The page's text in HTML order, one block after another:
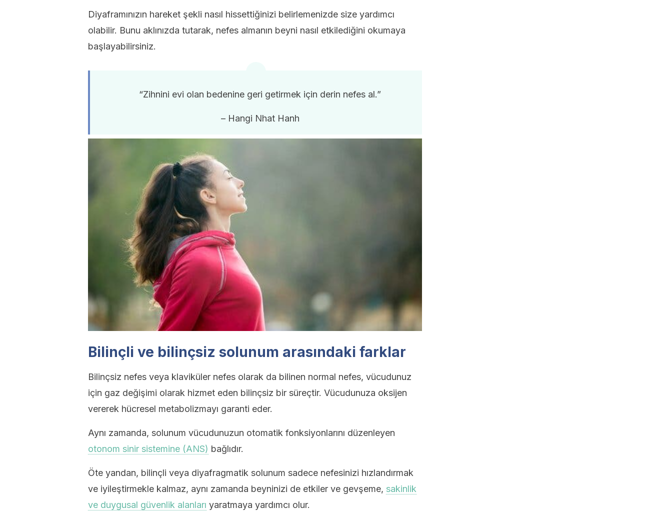
Diyaframınızın hareket şekli nasıl hissettiğinizi belirlemenizde size yardımcı
olabilir. Bunu aklınızda tutarak, nefes almanın beyni nasıl etkilediğini okumaya
başlayabilirsiniz.
“Zihnini evi olan bedenine geri getirmek için derin nefes al.”
– Hangi Nhat Hanh
Bilinçli ve bilinçsiz solunum arasındaki farklar
Bilinçsiz nefes veya klaviküler nefes olarak da bilinen normal nefes, vücudunuz
için gaz değişimi olarak hizmet eden bilinçsiz bir süreçtir. Vücudunuza oksijen
vererek hücresel metabolizmayı garanti eder.
Aynı zamanda, solunum vücudunuzun otomatik fonksiyonlarını düzenleyen
otonom sinir sistemine (ANS) bağlıdır.
Öte yandan, bilinçli veya diyafragmatik solunum sadece nefesinizi hızlandırmak
ve iyileştirmekle kalmaz, aynı zamanda beyninizi de etkiler ve gevşeme, sakinlik
ve duygusal güvenlik alanları yaratmaya yardımcı olur.